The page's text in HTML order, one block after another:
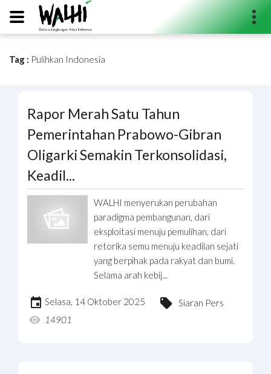
Tag : Pulihkan Indonesia
Rapor Merah Satu Tahun
Pemerintahan Prabowo-Gibran
Oligarki Semakin Terkonsolidasi,
Keadil...
WALHI menyerukan perubahan
paradigma pembangunan, dari
eksploitasi menuju pemulihan, dari
retorika semu menuju keadilan sejati
yang berpihak pada rakyat dan bumi.
Selama arah kebij...
Selasa, 14 Oktober 2025
Siaran Pers
14901